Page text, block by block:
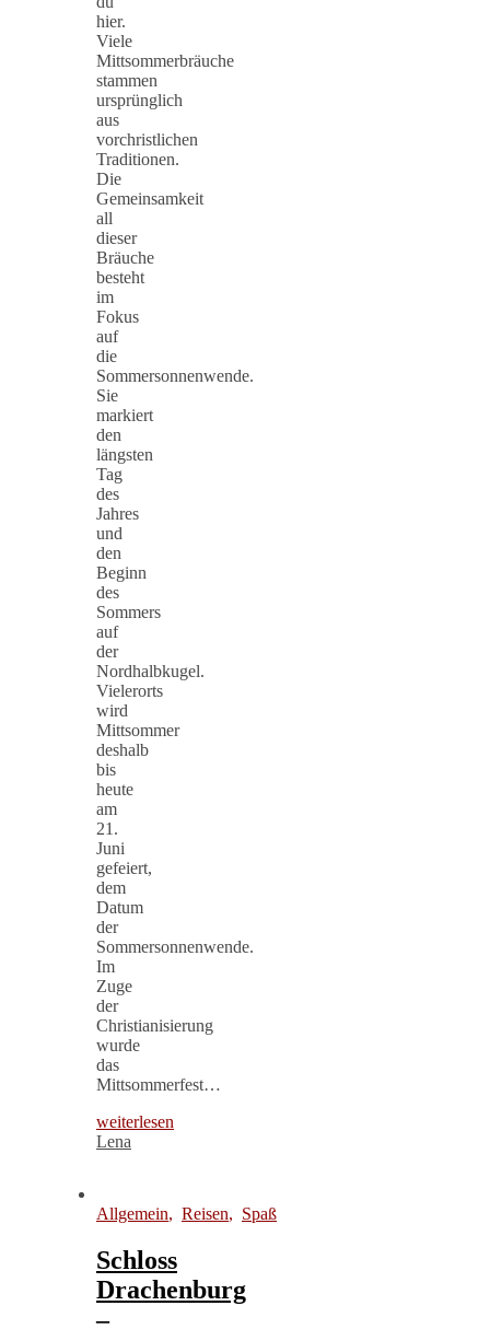
hier.
Viele
Mittsommerbräuche
stammen
ursprünglich
aus
vorchristlichen
Traditionen.
Die
Gemeinsamkeit
all
dieser
Bräuche
besteht
im
Fokus
auf
die
Sommersonnenwende.
Sie
markiert
den
längsten
Tag
des
Jahres
und
den
Beginn
des
Sommers
auf
der
Nordhalbkugel.
Vielerorts
wird
Mittsommer
deshalb
bis
heute
am
21.
Juni
gefeiert,
dem
Datum
der
Sommersonnenwende.
Im
Zuge
der
Christianisierung
wurde
das
Mittsommerfest…
weiterlesen
Lena
Allgemein, Reisen, Spaß
Schloss
Drachenburg
–